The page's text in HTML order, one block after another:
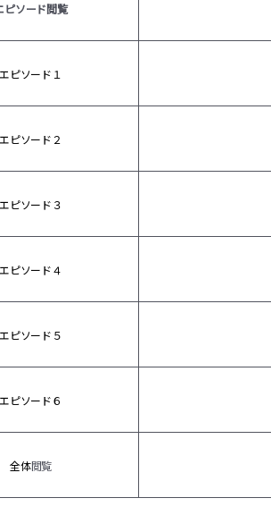
ピソード閲覧
エピソード１
エピソード２
エピソード３
エピソード４
エピソード５
エピソード６
全体閲覧